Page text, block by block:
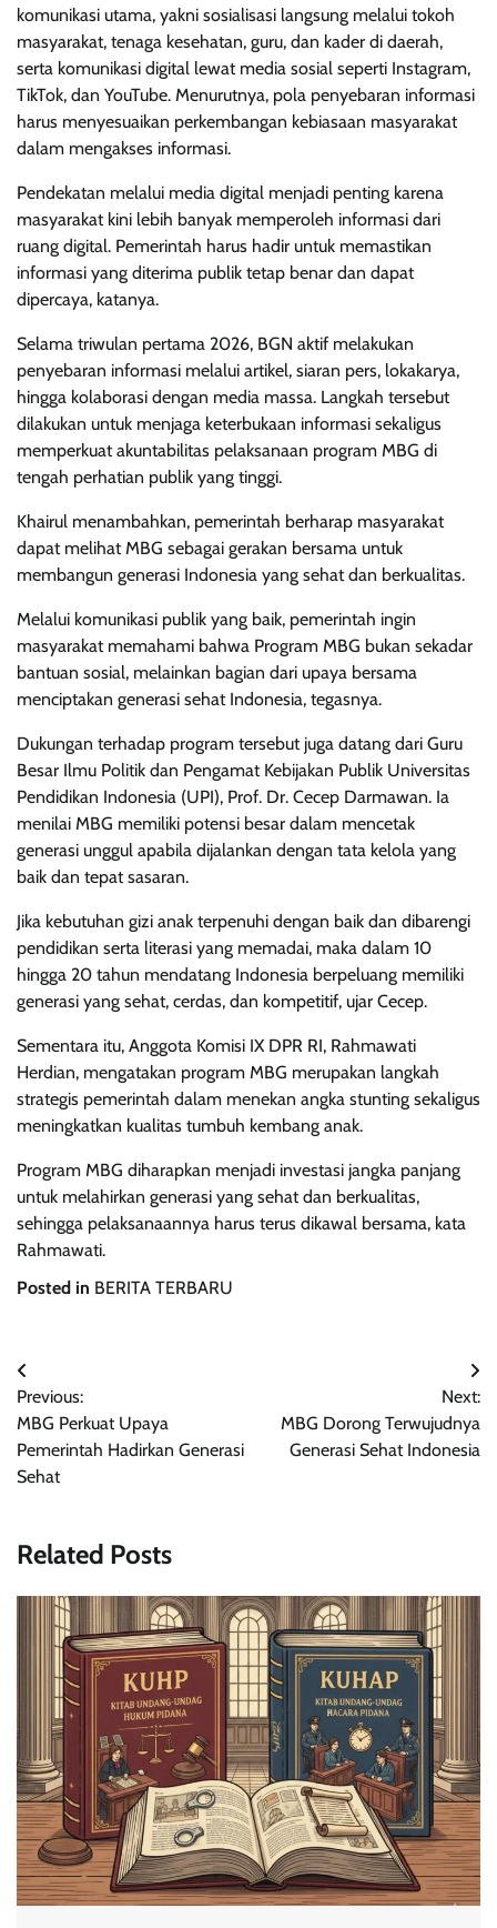
komunikasi utama, yakni sosialisasi langsung melalui tokoh
masyarakat, tenaga kesehatan, guru, dan kader di daerah,
serta komunikasi digital lewat media sosial seperti Instagram,
TikTok, dan YouTube. Menurutnya, pola penyebaran informasi
harus menyesuaikan perkembangan kebiasaan masyarakat
dalam mengakses informasi.
Pendekatan melalui media digital menjadi penting karena
masyarakat kini lebih banyak memperoleh informasi dari
ruang digital. Pemerintah harus hadir untuk memastikan
informasi yang diterima publik tetap benar dan dapat
dipercaya, katanya.
Selama triwulan pertama 2026, BGN aktif melakukan
penyebaran informasi melalui artikel, siaran pers, lokakarya,
hingga kolaborasi dengan media massa. Langkah tersebut
dilakukan untuk menjaga keterbukaan informasi sekaligus
memperkuat akuntabilitas pelaksanaan program MBG di
tengah perhatian publik yang tinggi.
Khairul menambahkan, pemerintah berharap masyarakat
dapat melihat MBG sebagai gerakan bersama untuk
membangun generasi Indonesia yang sehat dan berkualitas.
Melalui komunikasi publik yang baik, pemerintah ingin
masyarakat memahami bahwa Program MBG bukan sekadar
bantuan sosial, melainkan bagian dari upaya bersama
menciptakan generasi sehat Indonesia, tegasnya.
Dukungan terhadap program tersebut juga datang dari Guru
Besar Ilmu Politik dan Pengamat Kebijakan Publik Universitas
Pendidikan Indonesia (UPI), Prof. Dr. Cecep Darmawan. Ia
menilai MBG memiliki potensi besar dalam mencetak
generasi unggul apabila dijalankan dengan tata kelola yang
baik dan tepat sasaran.
Jika kebutuhan gizi anak terpenuhi dengan baik dan dibarengi
pendidikan serta literasi yang memadai, maka dalam 10
hingga 20 tahun mendatang Indonesia berpeluang memiliki
generasi yang sehat, cerdas, dan kompetitif, ujar Cecep.
Sementara itu, Anggota Komisi IX DPR RI, Rahmawati
Herdian, mengatakan program MBG merupakan langkah
strategis pemerintah dalam menekan angka stunting sekaligus
meningkatkan kualitas tumbuh kembang anak.
Program MBG diharapkan menjadi investasi jangka panjang
untuk melahirkan generasi yang sehat dan berkualitas,
sehingga pelaksanaannya harus terus dikawal bersama, kata
Rahmawati.
Posted in BERITA TERBARU
Post
navigation
Previous:
MBG Perkuat Upaya
Pemerintah Hadirkan Generasi
Sehat
Next:
MBG Dorong Terwujudnya
Generasi Sehat Indonesia
Related Posts